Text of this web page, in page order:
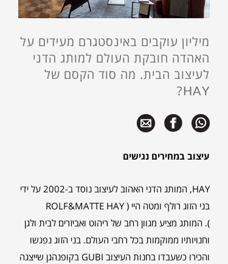
מיליון עוקבים באינסטגרם מעידים על
האהדה חובקת העולם למותג הדני
לעיצוב הבית. מה סוד הקסם של
HAY?
עיצוב במחירים נגישים
HAY, המותג הדני האהוב לעיצוב נוסד ב-2002 על ידי
בני הזוג רולף ומטה היי ( ROLF&MATTE HAY
). המותג מציע מגוון רחב של ריהוט ואביזרים לבית ולגן
וחנויותיו ממוקמות בכל רחבי העולם. בני הזוג נפגשו
והכירו כשעבדו בחנות העיצוב GUBI בקופנהגן שייצגה